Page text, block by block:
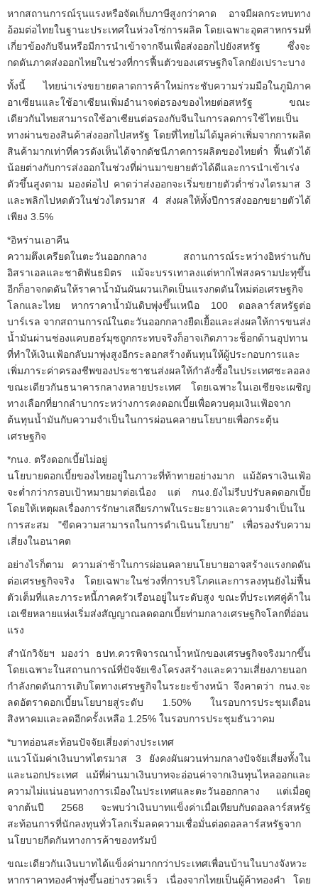
หากสถานการณ์รุนแรงหรือจัดเก็บภาษีสูงกว่าคาด อาจมีผลกระทบทาง
อ้อมต่อไทยในฐานะประเทศในห่วงโซ่การผลิต โดยเฉพาะอุตสาหกรรมที่
เกี่ยวข้องกับจีนหรือมีการนำเข้าจากจีนเพื่อส่งออกไปยังสหรัฐ ซึ่งจะ
กดดันภาคส่งออกไทยในช่วงที่การฟื้นตัวของเศรษฐกิจโลกยังเปราะบาง
ทั้งนี้ ไทยน่าเร่งขยายตลาดการค้าใหม่กระชับความร่วมมือในภูมิภาค
อาเซียนและใช้อาเซียนเพิ่มอำนาจต่อรองของไทยต่อสหรัฐ ขณะ
เดียวกันไทยสามารถใช้อาเซียนต่อรองกับจีนในการลดการใช้ไทยเป็น
ทางผ่านของสินค้าส่งออกไปสหรัฐ โดยที่ไทยไม่ได้มูลค่าเพิ่มจากการผลิต
สินค้ามากเท่าที่ควรดังเห็นได้จากดัชนีภาคการผลิตของไทยต่ำ ฟื้นตัวได้
น้อยต่างกับการส่งออกในช่วงที่ผ่านมาขยายตัวได้ดีและการนำเข้าเร่ง
ตัวขึ้นสูงตาม มองต่อไป คาดว่าส่งออกจะเริ่มขยายตัวต่ำช่วงไตรมาส 3
และพลิกไปหดตัวในช่วงไตรมาส 4 ส่งผลให้ทั้งปีการส่งออกขยายตัวได้
เพียง 3.5%
*อิหร่านเอาคืน
ความตึงเครียดในตะวันออกกลาง สถานการณ์ระหว่างอิหร่านกับ
อิสราเอลและชาติพันธมิตร แม้จะบรรเทาลงแต่หากไฟสงครามปะทุขึ้น
อีกก็อาจกดดันให้ราคาน้ำมันผันผวนเกิดเป็นแรงกดดันใหม่ต่อเศรษฐกิจ
โลกและไทย หากราคาน้ำมันดิบพุ่งขึ้นเหนือ 100 ดอลลาร์สหรัฐต่อ
บาร์เรล จากสถานการณ์ในตะวันออกกลางยืดเยื้อและส่งผลให้การขนส่ง
น้ำมันผ่านช่องแคบฮอร์มุซถูกกระทบจริงก็อาจเกิดภาวะช็อกด้านอุปทาน
ที่ทำให้เงินเฟ้อกลับมาพุ่งสูงอีกระลอกสร้างต้นทุนให้ผู้ประกอบการและ
เพิ่มภาระค่าครองชีพของประชาชนส่งผลให้กำลังซื้อในประเทศชะลอลง
ขณะเดียวกันธนาคารกลางหลายประเทศ โดยเฉพาะในเอเชียจะเผชิญ
ทางเลือกที่ยากลำบากระหว่างการคงดอกเบี้ยเพื่อควบคุมเงินเฟ้อจาก
ต้นทุนน้ำมันกับความจำเป็นในการผ่อนคลายนโยบายเพื่อกระตุ้น
เศรษฐกิจ
*กนง. ตรึงดอกเบี้ยไม่อยู่
นโยบายดอกเบี้ยของไทยอยู่ในภาวะที่ท้าทายอย่างมาก แม้อัตราเงินเฟ้อ
จะต่ำกว่ากรอบเป้าหมายมาต่อเนื่อง แต่ กนง.ยังไม่รีบปรับลดดอกเบี้ย
โดยให้เหตุผลเรื่องการรักษาเสถียรภาพในระยะยาวและความจำเป็นใน
การสะสม "ขีดความสามารถในการดำเนินนโยบาย" เพื่อรองรับความ
เสี่ยงในอนาคต
อย่างไรก็ตาม ความล่าช้าในการผ่อนคลายนโยบายอาจสร้างแรงกดดัน
ต่อเศรษฐกิจจริง โดยเฉพาะในช่วงที่การบริโภคและการลงทุนยังไม่ฟื้น
ตัวเต็มที่และภาระหนี้ภาคครัวเรือนอยู่ในระดับสูง ขณะที่ประเทศคู่ค้าใน
เอเชียหลายแห่งเริ่มส่งสัญญาณลดดอกเบี้ยท่ามกลางเศรษฐกิจโลกที่อ่อน
แรง
สำนักวิจัยฯ มองว่า ธปท.ควรพิจารณาน้ำหนักของเศรษฐกิจจริงมากขึ้น
โดยเฉพาะในสถานการณ์ที่ปัจจัยเชิงโครงสร้างและความเสี่ยงภายนอก
กำลังกดดันการเติบโตทางเศรษฐกิจในระยะข้างหน้า จึงคาดว่า กนง.จะ
ลดอัตราดอกเบี้ยนโยบายสู่ระดับ 1.50% ในรอบการประชุมเดือน
สิงหาคมและลดอีกครั้งเหลือ 1.25% ในรอบการประชุมธันวาคม
*บาทอ่อนสะท้อนปัจจัยเสี่ยงต่างประเทศ
แนวโน้มค่าเงินบาทไตรมาส 3 ยังคงผันผวนท่ามกลางปัจจัยเสี่ยงทั้งใน
และนอกประเทศ แม้ที่ผ่านมาเงินบาทจะอ่อนค่าจากเงินทุนไหลออกและ
ความไม่แน่นอนทางการเมืองในประเทศและตะวันออกกลาง แต่เมื่อดู
จากต้นปี 2568 จะพบว่าเงินบาทแข็งค่าเมื่อเทียบกับดอลลาร์สหรัฐ
สะท้อนการที่นักลงทุนทั่วโลกเริ่มลดความเชื่อมั่นต่อดอลลาร์สหรัฐจาก
นโยบายกีดกันทางการค้าของทรัมป์
ขณะเดียวกันเงินบาทได้แข็งค่ามากกว่าประเทศเพื่อนบ้านในบางจังหวะ
หากราคาทองคำพุ่งขึ้นอย่างรวดเร็ว เนื่องจากไทยเป็นผู้ค้าทองคำ โดย